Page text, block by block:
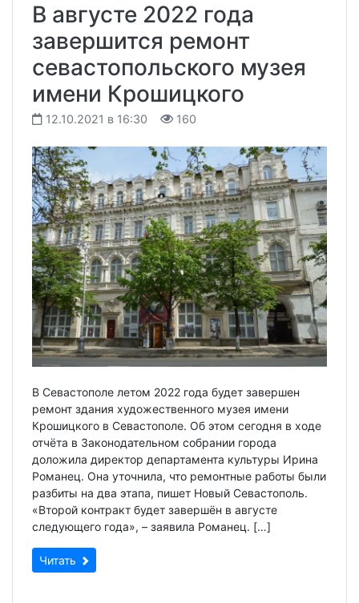
В августе 2022 года
завершится ремонт
севастопольского музея
имени Крошицкого
12.10.2021 в 16:30 160
В Севастополе летом 2022 года будет завершен
ремонт здания художественного музея имени
Крошицкого в Севастополе. Об этом сегодня в ходе
отчёта в Законодательном собрании города
доложила директор департамента культуры Ирина
Романец. Она уточнила, что ремонтные работы были
разбиты на два этапа, пишет Новый Севастополь.
«Второй контракт будет завершён в августе
следующего года», – заявила Романец. […]
Читать